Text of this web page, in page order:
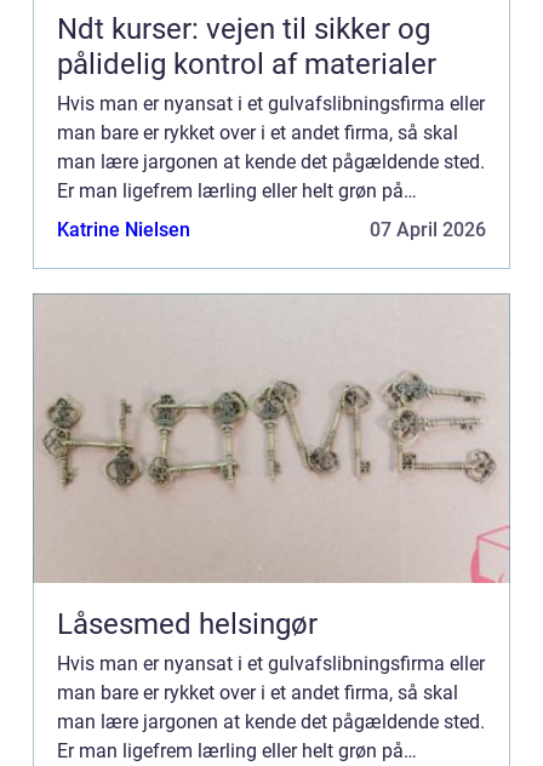
Ndt kurser: vejen til sikker og
pålidelig kontrol af materialer
Hvis man er nyansat i et gulvafslibningsfirma eller
man bare er rykket over i et andet firma, så skal
man lære jargonen at kende det pågældende sted.
Er man ligefrem lærling eller helt grøn på
området,...
Katrine Nielsen 07 April 2026
Låsesmed helsingør
Hvis man er nyansat i et gulvafslibningsfirma eller
man bare er rykket over i et andet firma, så skal
man lære jargonen at kende det pågældende sted.
Er man ligefrem lærling eller helt grøn på